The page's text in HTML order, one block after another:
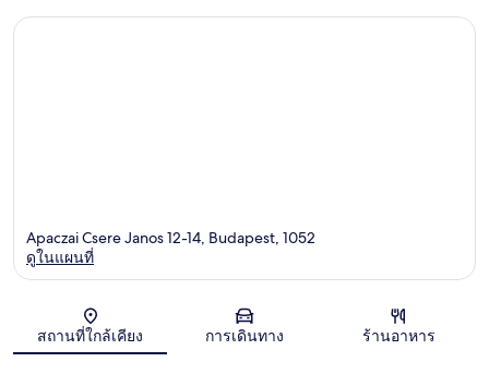
แผนที่
Apaczai Csere Janos 12-14, Budapest, 1052
ดูในแผนที่
สถานที่ใกล้เคียง การเดินทาง ร้านอาหาร